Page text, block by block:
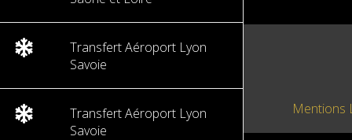
Transfert Aéroport Lyon
Savoie
Transfert Aéroport Lyon
Savoie
Mentions